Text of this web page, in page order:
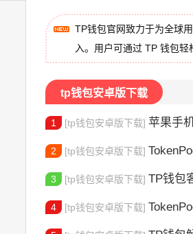
TP钱包官网致力于为全球
入。用户可通过 TP 钱包
tp钱包安卓版下载
1 [tp钱包安卓版下载] 苹果手机怎
2 [tp钱包安卓版下载] TokenPocket
3 [tp钱包安卓版下载] TP钱包客服电话
4 [tp钱包安卓版下载]